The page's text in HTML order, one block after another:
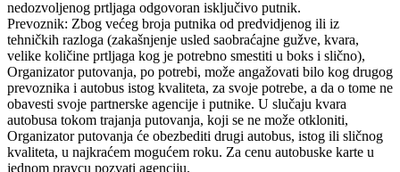
nedozvoljenog prtljaga odgovoran isključivo putnik.
Prevoznik: Zbog većeg broja putnika od predvidjenog ili iz
tehničkih razloga (zakašnjenje usled saobraćajne gužve, kvara,
velike količine prtljaga kog je potrebno smestiti u boks i slično),
Organizator putovanja, po potrebi, može angažovati bilo kog drugog
prevoznika i autobus istog kvaliteta, za svoje potrebe, a da o tome ne
obavesti svoje partnerske agencije i putnike. U slučaju kvara
autobusa tokom trajanja putovanja, koji se ne može otkloniti,
Organizator putovanja će obezbediti drugi autobus, istog ili sličnog
kvaliteta, u najkraćem mogućem roku. Za cenu autobuske karte u
jednom pravcu pozvati agenciju.